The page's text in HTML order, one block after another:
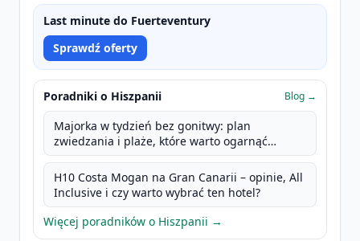
Last minute do Fuerteventury
Sprawdź oferty
Poradniki o Hiszpanii Blog →
Majorka w tydzień bez gonitwy: plan
zwiedzania i plaże, które warto ogarnąć
spokojnie
H10 Costa Mogan na Gran Canarii – opinie, All
Inclusive i czy warto wybrać ten hotel?
Więcej poradników o Hiszpanii →